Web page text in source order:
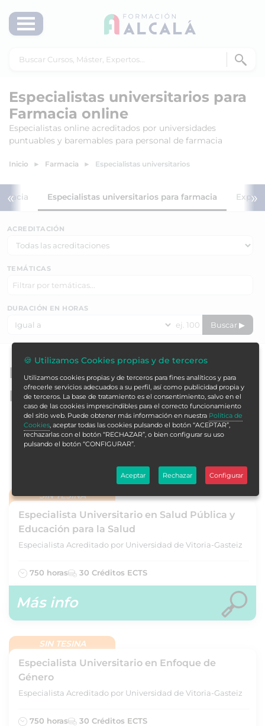
Especialistas universitarios para
Farmacia online
Especialistas online acreditados por universidades
puntuables y baremables para personal de farmacia
Inicio Farmacia Especialistas universitarios
« Especialistas universitarios para farmacia »
ACREDITACIÓN
TEMÁTICAS
DURACIÓN EN HORAS
Buscar ▶
Especialistas universitarios de
Formación Alcalá
ORDENAR
SIN TESINA
Especialista Universitario en Salud Pública y
Educación para la Salud
Especialista Acreditado por Universidad de Vitoria-Gasteiz
750 horas 30 Créditos ECTS
Más info
SIN TESINA
Especialista Universitario en Enfoque de
Género
Especialista Acreditado por Universidad de Vitoria-Gasteiz
750 horas 30 Créditos ECTS
🍪 Utilizamos Cookies propias y de terceros
Utilizamos cookies propias y de terceros para fines analíticos y para
ofrecerle servicios adecuados a su perfil, así como publicidad propia y
de terceros. La base de tratamiento es el consentimiento, salvo en el
caso de las cookies imprescindibles para el correcto funcionamiento
del sitio web. Puede obtener más información en nuestra Política de
Cookies, aceptar todas las cookies pulsando el botón “ACEPTAR”,
rechazarlas con el botón “RECHAZAR”, o bien configurar su uso
pulsando el botón “CONFIGURAR”.
Aceptar Rechazar Configurar